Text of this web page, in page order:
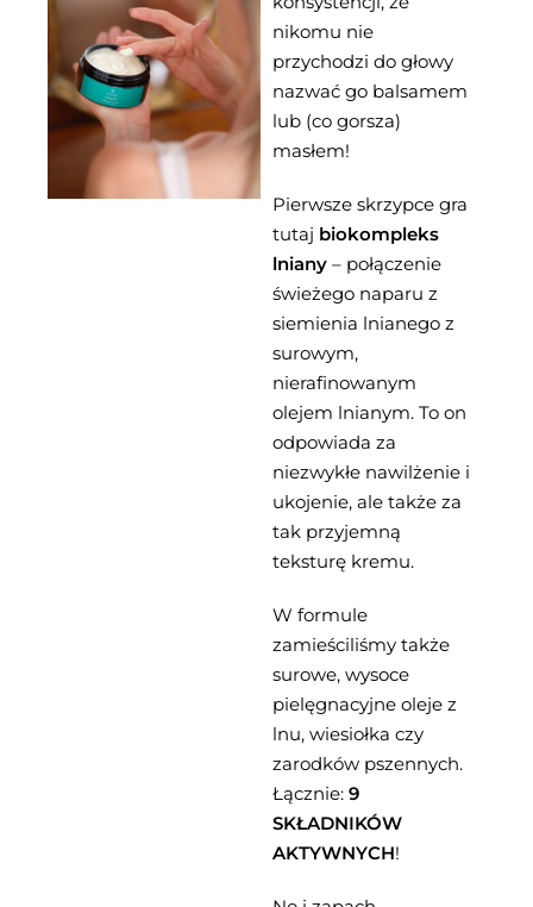
nikomu nie
przychodzi do głowy
nazwać go balsamem
lub (co gorsza)
masłem!
Pierwsze skrzypce gra
tutaj biokompleks
lniany– połączenie
świeżego naparu z
siemienia lnianego z
surowym,
nierafinowanym
olejem lnianym. To on
odpowiada za
niezwykłe nawilżenie i
ukojenie, ale także za
tak przyjemną
teksturę kremu.
W formule
zamieściliśmy także
surowe, wysoce
pielęgnacyjne oleje z
lnu, wiesiołka czy
zarodków pszennych.
Łącznie: 9
SKŁADNIKÓW
AKTYWNYCH!